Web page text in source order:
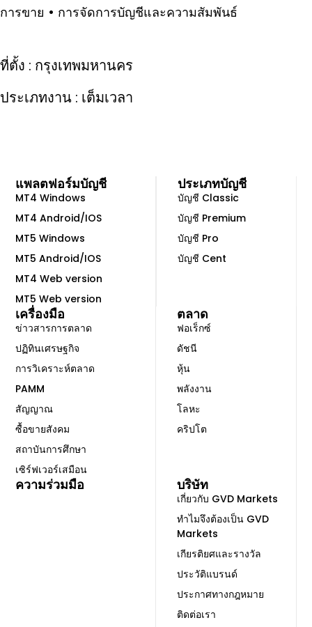
การขาย • การจัดการบัญชีและความสัมพันธ์
ที่ตั้ง : กรุงเทพมหานคร
ประเภทงาน : เต็มเวลา
ประเภทบัญชี
บัญชี Classic
บัญชี Premium
บัญชี Pro
บัญชี Cent
แพลตฟอร์มบัญชี
MT4 Windows
MT4 Android/IOS
MT5 Windows
MT5 Android/IOS
MT4 Web version
MT5 Web version
ตลาด
ฟอเร็กซ์
ดัชนี
หุ้น
พลังงาน
โลหะ
คริปโต
เครื่องมือ
ข่าวสารการตลาด
ปฏิทินเศรษฐกิจ
การวิเคราะห์ตลาด
PAMM
สัญญาณ
ซื้อขายสังคม
สถาบันการศึกษา
เซิร์ฟเวอร์เสมือน
บริษัท
เกี่ยวกับ GVD Markets
ทำไมจึงต้องเป็น GVD
Markets
เกียรติยศและรางวัล
ประวัติแบรนด์
ประกาศทางกฎหมาย
ติดต่อเรา
ความร่วมมือ